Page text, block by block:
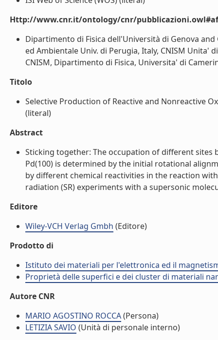
Http://www.cnr.it/ontology/cnr/
Dipartimento di Fisica dell'Università di Genova and
ed Ambientale Univ. di Perugia, Italy, CNISM
CNISM, Dipartimento di Fisica, Universita' di
Titolo
Selective Production of Reactive and Nonreactive
(literal)
Abstract
Sticking together: The occupation of different sites
Pd(100) is determined by the initial rotational
by different chemical reactivities in the reaction
radiation (SR) experiments with a supersonic
Editore
Wiley-VCH Verlag Gmbh (Editore)
Prodotto di
Istituto dei materiali per l'elettronica ed il
Proprietà delle superfici e dei cluster di materiali
Autore CNR
MARIO AGOSTINO ROCCA(Persona)
LETIZIA SAVIO (Unità di personale interno)